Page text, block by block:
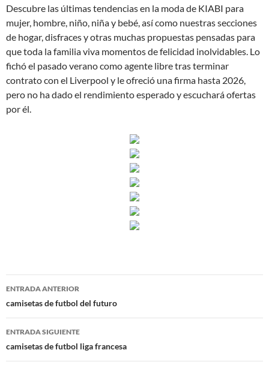
Descubre las últimas tendencias en la moda de KIABI para
mujer, hombre, niño, niña y bebé, así como nuestras secciones
de hogar, disfraces y otras muchas propuestas pensadas para
que toda la familia viva momentos de felicidad inolvidables. Lo
fichó el pasado verano como agente libre tras terminar
contrato con el Liverpool y le ofreció una firma hasta 2026,
pero no ha dado el rendimiento esperado y escuchará ofertas
por él.
Navegación
de
entradas
ENTRADA ANTERIOR
camisetas de futbol del futuro
ENTRADA SIGUIENTE
camisetas de futbol liga francesa